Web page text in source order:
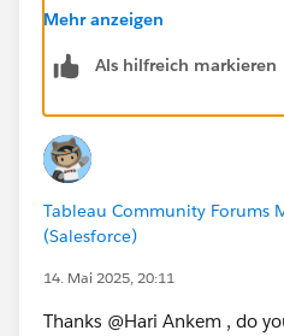
Mehr anzeigen
Als hilfreich markieren
Tableau Community Forums
(Salesforce)
14. Mai 2025, 20:11
Thanks @Hari Ankem​ , do